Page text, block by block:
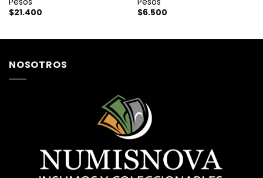
$21.400
$6.500
NOSOTROS